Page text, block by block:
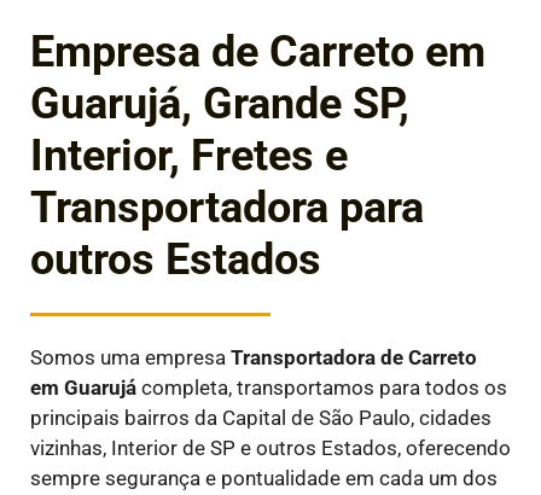
Empresa de Carreto em
Guarujá, Grande SP,
Interior, Fretes e
Transportadora para
outros Estados
Somos uma empresa Transportadora de Carreto
em Guarujá completa, transportamos para todos os
principais bairros da Capital de São Paulo, cidades
vizinhas, Interior de SP e outros Estados, oferecendo
sempre segurança e pontualidade em cada um dos